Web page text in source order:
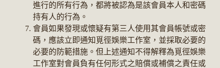
進行的所有行為，都將被認為是該會員本人和密碼
持有人的行為。
會員如果發現或懷疑有第三人使用其會員帳號或密
碼，應該立即通知覓徑娛樂工作室，並採取必要的
必要的防範措施。但上述通知不得解釋為覓徑娛樂
工作室對會員負有任何形式之賠償或補償之責任或